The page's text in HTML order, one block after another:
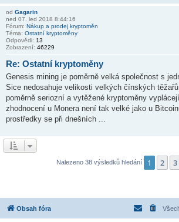
od Gagarin
ned 07. led 2018 8:44:16
Fórum: Nákup a prodej kryptoměn
Téma: Ostatní kryptoměny
Odpovědi: 13
Zobrazení: 46229
Re: Ostatní kryptoměny
Genesis mining je poměrně velká společnost s
Sice nedosahuje velikosti velkých čínských
poměrně seriozní a vytěžené kryptoměny
zhodnocení u Monera není tak velké jako u
prostředky se při dnešních ...
Nalezeno 38 výsledků hledání 1 2 3
Obsah fóra